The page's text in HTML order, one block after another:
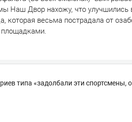
Наш Двор нахожу, что улучшились
которая весьма пострадала от
площадками.
типа «задолбали эти спортсмены,